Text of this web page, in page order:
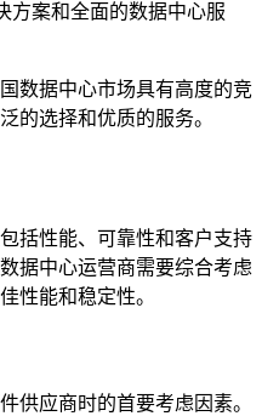
方案和全面的数据中心服
数据中心市场具有高度的竞
的选择和优质的服务。
括性能、可靠性和客户支持
据中心运营商需要综合考虑
性能和稳定性。
供应商时的首要考虑因素。